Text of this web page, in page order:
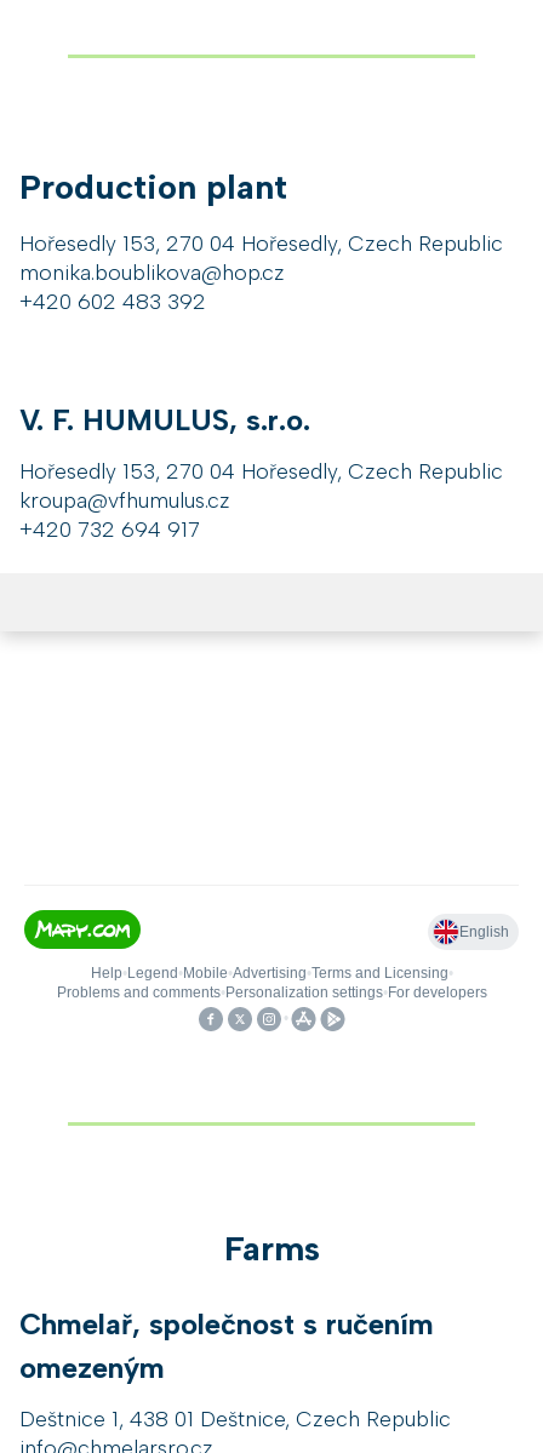
Production plant
Hořesedly 153, 270 04 Hořesedly, Czech Republic
monika.boublikova@hop.cz
+420 602 483 392
V. F. HUMULUS, s.r.o.
Hořesedly 153, 270 04 Hořesedly, Czech Republic
kroupa@vfhumulus.cz
+420 732 694 917
Farms
Chmelař, společnost s ručením
omezeným
Deštnice 1, 438 01 Deštnice, Czech Republic
info@chmelarsro.cz